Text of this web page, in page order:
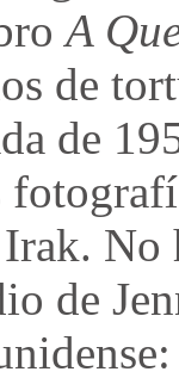
A
de
de
de